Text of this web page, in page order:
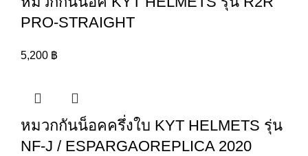
PRO-STRAIGHT
5,200 ฿
หมวกกันน็อคครึ่งใบ KYT HELMETS รุ่น
NF-J / ESPARGAOREPLICA 2020